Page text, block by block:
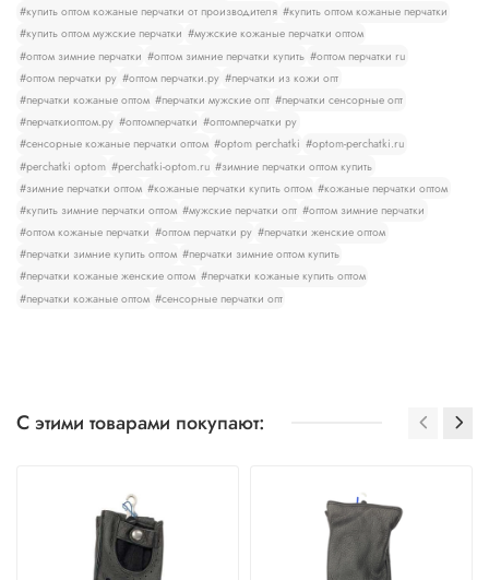
#купить оптом кожаные перчатки от производителя #купить оптом кожаные перчатки
#купить оптом мужские перчатки #мужские кожаные перчатки оптом
#оптом зимние перчатки #оптом зимние перчатки купить #оптом перчатки ru
#оптом перчатки ру #оптом перчатки.ру #перчатки из кожи опт
#перчатки кожаные оптом #перчатки мужские опт #перчатки сенсорные опт
#перчаткиоптом.ру #оптомперчатки #оптомперчатки ру
#сенсорные кожаные перчатки оптом #optom perchatki #optom-perchatki.ru
#perchatki optom #perchatki-optom.ru #зимние перчатки оптом купить
#зимние перчатки оптом #кожаные перчатки купить оптом #кожаные перчатки оптом
#купить зимние перчатки оптом #мужские перчатки опт #оптом зимние перчатки
#оптом кожаные перчатки #оптом перчатки ру #перчатки женские оптом
#перчатки зимние купить оптом #перчатки зимние оптом купить
#перчатки кожаные женские оптом #перчатки кожаные купить оптом
#перчатки кожаные оптом #сенсорные перчатки опт
С этими товарами покупают: